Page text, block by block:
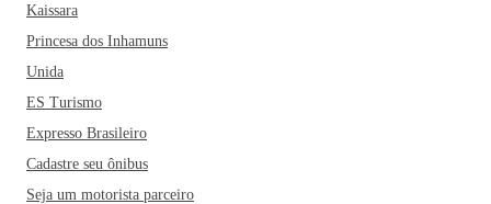
Kaissara
Princesa dos Inhamuns
Unida
ES Turismo
Expresso Brasileiro
Cadastre seu ônibus
Seja um motorista parceiro